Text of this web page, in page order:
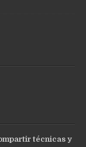
técnicas y